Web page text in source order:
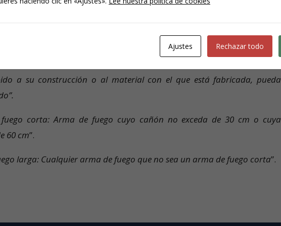
fácilmente para lanzar un perdigón, una bala o un proyectil
propulsor.
que un objeto es susceptible de transformarse para lanzar un
la acción de un combustible propulsor cuando tenga la apariencia de
a su construcción o al material con el que está fabricada, pueda
corta: Arma de fuego cuyo cañón no exceda de 30 cm o cuya
60 cm”.
larga: Cualquier arma de fuego que no sea un arma de fuego corta”.
Ajustes Rechazar todo